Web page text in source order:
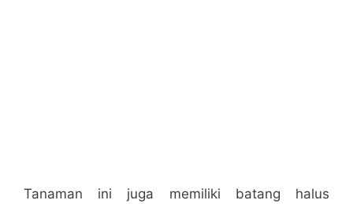
Tanaman ini juga memiliki batang halus